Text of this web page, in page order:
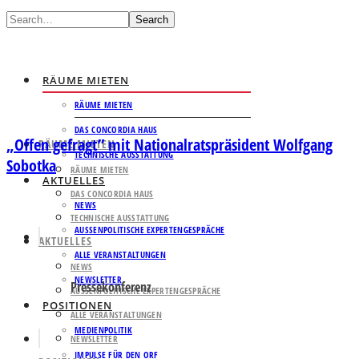
Search
RÄUME MIETEN
RÄUME MIETEN
DAS CONCORDIA HAUS
TECHNISCHE AUSSTATTUNG
AKTUELLES
NEWS
AUSSENPOLITISCHE EXPERTENGESPRÄCHE
ALLE VERANSTALTUNGEN
NEWSLETTER
POSITIONEN
MEDIENPOLITIK
IMPULSE FÜR DEN ORF
RÄUME MIETEN
RÄUME MIETEN
DAS CONCORDIA HAUS
TECHNISCHE AUSSTATTUNG
AKTUELLES
NEWS
AUSSENPOLITISCHE EXPERTENGESPRÄCHE
ALLE VERANSTALTUNGEN
NEWSLETTER
„Offen gefragt” mit Nationalratspräsident Wolfgang
Sobotka
Pressekonferenz